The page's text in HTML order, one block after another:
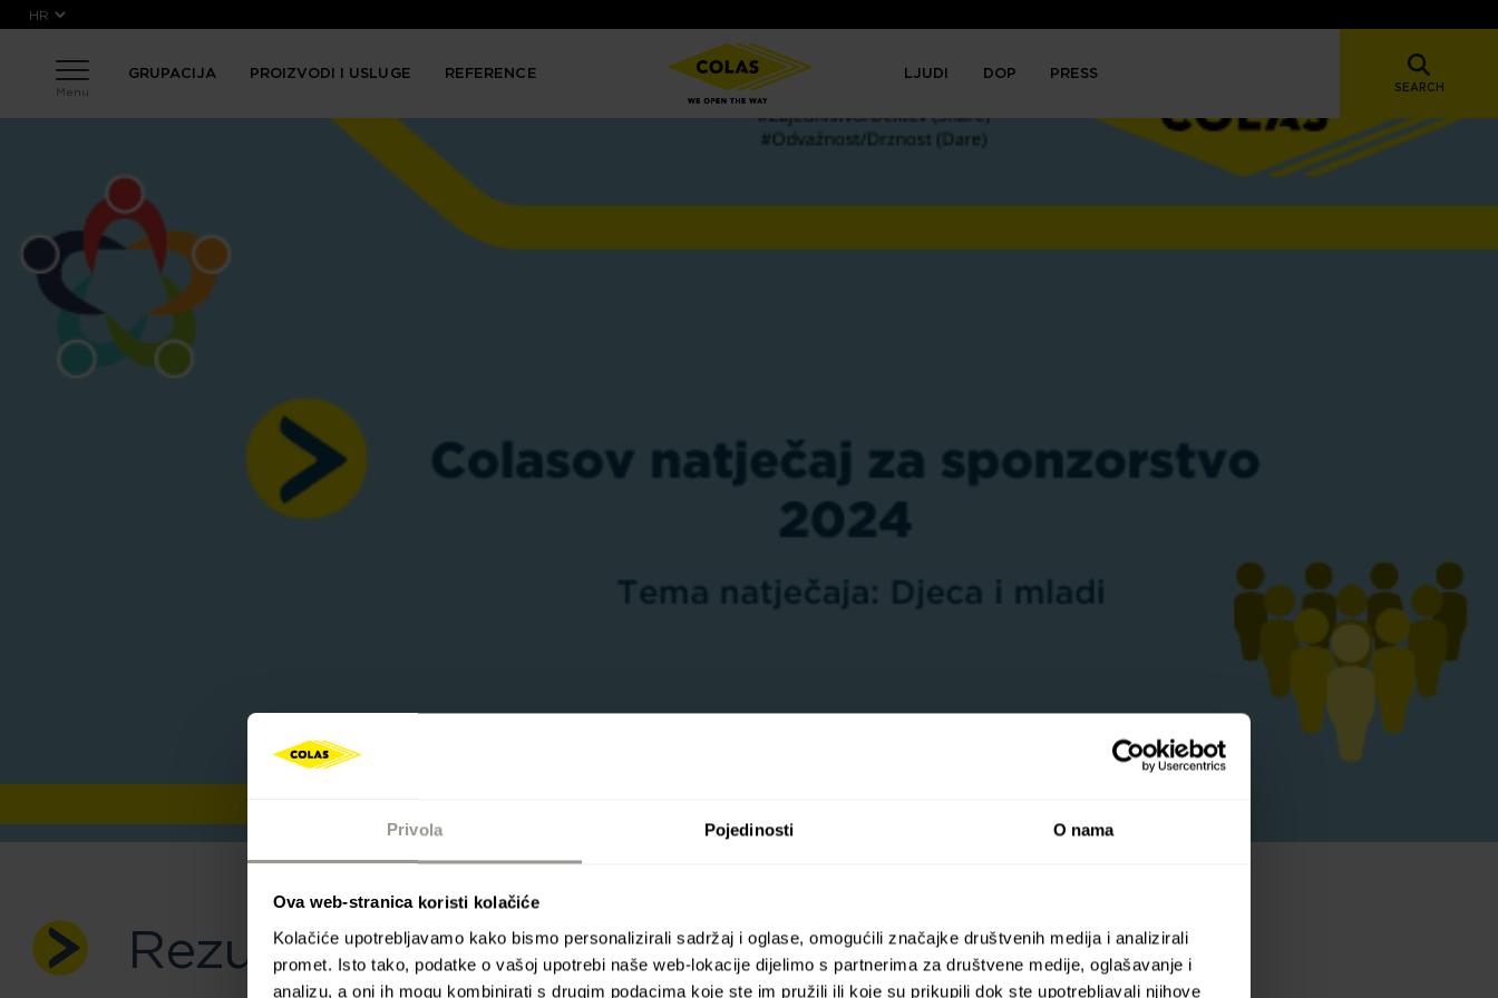
Privola Pojedinosti O nama
Ova web-stranica koristi kolačiće
Kolačiće upotrebljavamo kako bismo personalizirali sadržaj i oglase, omogućili značajke društvenih medija i analizirali
promet. Isto tako, podatke o vašoj upotrebi naše web-lokacije dijelimo s partnerima za društvene medije, oglašavanje i
analizu, a oni ih mogu kombinirati s drugim podacima koje ste im pružili ili koje su prikupili dok ste upotrebljavali njihove
Skoči na glavni sadržaj
Menu
GRUPACIJA PROIZVODI I USLUGE REFERENCE LJUDI DOP PRESS
SEARCH
Rezultati natječaja za
JUN
2024 0'21"